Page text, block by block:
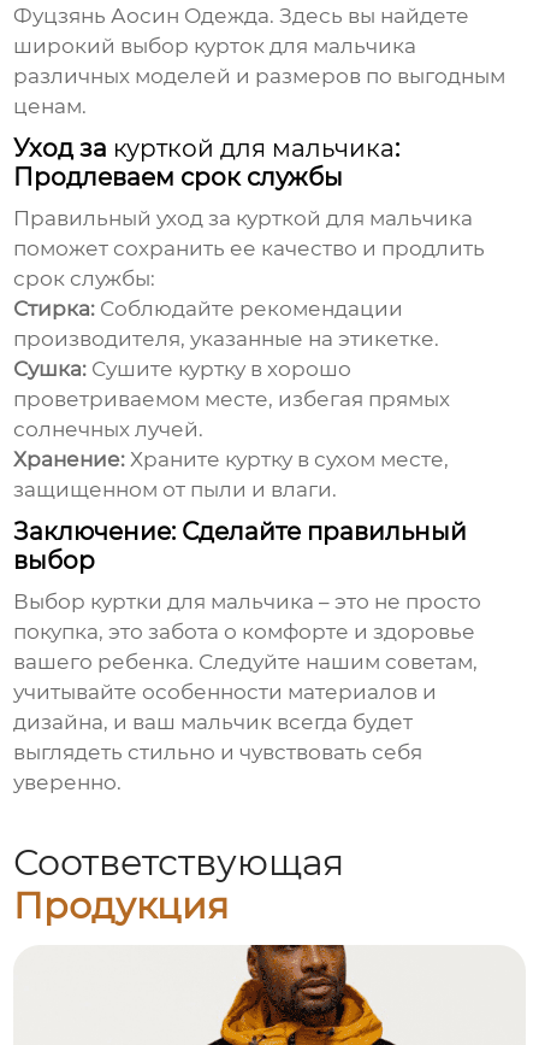
Фуцзянь Аосин Одежда. Здесь вы найдете
широкий выбор курток для мальчика
различных моделей и размеров по выгодным
ценам.
Уход за курткой для мальчика:
Продлеваем срок службы
Правильный уход за курткой для мальчика
поможет сохранить ее качество и продлить
срок службы:
Стирка: Соблюдайте рекомендации
производителя, указанные на этикетке.
Сушка: Сушите куртку в хорошо
проветриваемом месте, избегая прямых
солнечных лучей.
Хранение: Храните куртку в сухом месте,
защищенном от пыли и влаги.
Заключение: Сделайте правильный
выбор
Выбор куртки для мальчика – это не просто
покупка, это забота о комфорте и здоровье
вашего ребенка. Следуйте нашим советам,
учитывайте особенности материалов и
дизайна, и ваш мальчик всегда будет
выглядеть стильно и чувствовать себя
уверенно.
Соответствующая
Продукция